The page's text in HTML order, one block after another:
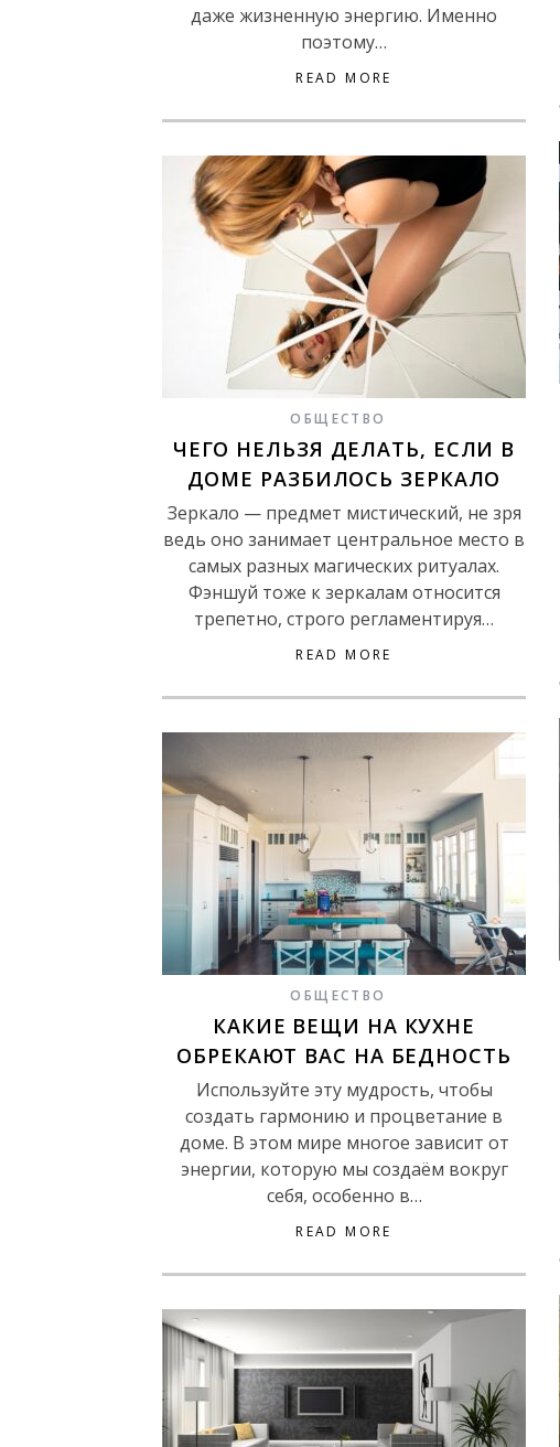
даже жизненную энергию. Именно
поэтому…
READ MORE
ОБЩЕСТВО
ЧЕГО НЕЛЬЗЯ ДЕЛАТЬ, ЕСЛИ В
ДОМЕ РАЗБИЛОСЬ ЗЕРКАЛО
Зеркало — предмет мистический, не зря
ведь оно занимает центральное место в
самых разных магических ритуалах.
Фэншуй тоже к зеркалам относится
трепетно, строго регламентируя…
READ MORE
ОБЩЕСТВО
КАКИЕ ВЕЩИ НА КУХНЕ
ОБРЕКАЮТ ВАС НА БЕДНОСТЬ
Используйте эту мудрость, чтобы
создать гармонию и процветание в
доме. В этом мире многое зависит от
энергии, которую мы создаём вокруг
себя, особенно в…
READ MORE